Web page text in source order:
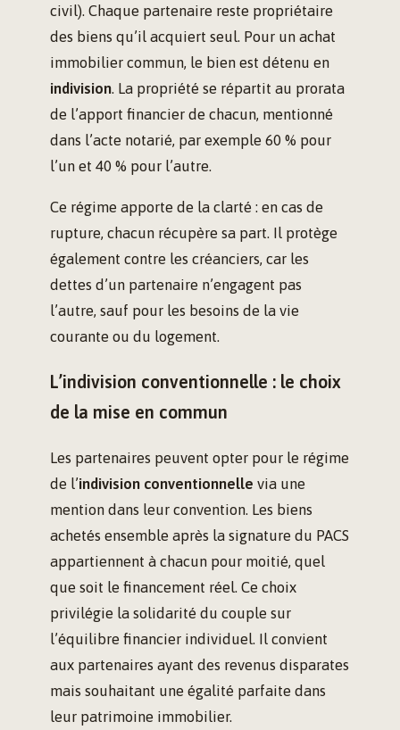
civil). Chaque partenaire reste propriétaire
des biens qu’il acquiert seul. Pour un achat
immobilier commun, le bien est détenu en
indivision. La propriété se répartit au prorata
de l’apport financier de chacun, mentionné
dans l’acte notarié, par exemple 60 % pour
l’un et 40 % pour l’autre.
Ce régime apporte de la clarté : en cas de
rupture, chacun récupère sa part. Il protège
également contre les créanciers, car les
dettes d’un partenaire n’engagent pas
l’autre, sauf pour les besoins de la vie
courante ou du logement.
L’indivision conventionnelle : le choix
de la mise en commun
Les partenaires peuvent opter pour le régime
de l’indivision conventionnelle via une
mention dans leur convention. Les biens
achetés ensemble après la signature du PACS
appartiennent à chacun pour moitié, quel
que soit le financement réel. Ce choix
privilégie la solidarité du couple sur
l’équilibre financier individuel. Il convient
aux partenaires ayant des revenus disparates
mais souhaitant une égalité parfaite dans
leur patrimoine immobilier.